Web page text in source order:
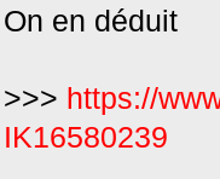
On en déduit
>>> https://
IK16580239